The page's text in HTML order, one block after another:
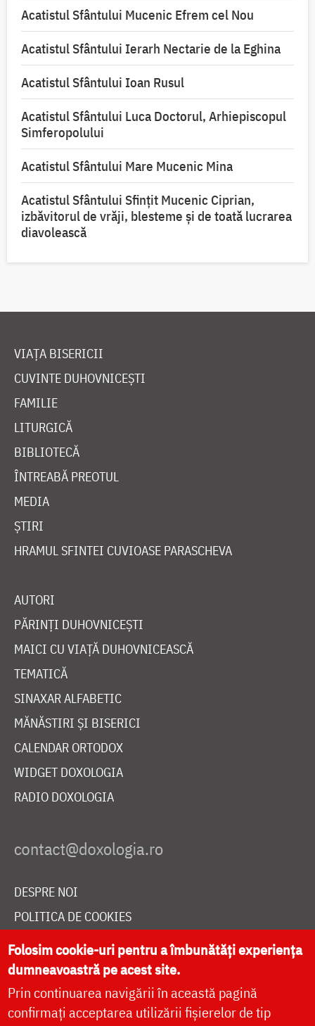
Acatistul Sfântului Mucenic Efrem cel Nou
Acatistul Sfântului Ierarh Nectarie de la Eghina
Acatistul Sfântului Ioan Rusul
Acatistul Sfântului Luca Doctorul, Arhiepiscopul
Simferopolului
Acatistul Sfântului Mare Mucenic Mina
Acatistul Sfântului Sfințit Mucenic Ciprian,
izbăvitorul de vrăji, blesteme și de toată lucrarea
diavolească
VIAȚA BISERICII
CUVINTE DUHOVNICEȘTI
FAMILIE
LITURGICĂ
BIBLIOTECĂ
ÎNTREABĂ PREOTUL
MEDIA
ȘTIRI
HRAMUL SFINTEI CUVIOASE PARASCHEVA
AUTORI
PĂRINȚI DUHOVNICEȘTI
MAICI CU VIAȚĂ DUHOVNICEASCĂ
TEMATICĂ
SINAXAR ALFABETIC
MĂNĂSTIRI ȘI BISERICI
CALENDAR ORTODOX
WIDGET DOXOLOGIA
RADIO DOXOLOGIA
DESPRE NOI
POLITICA DE COOKIES
DONEAZĂ ONLINE PENTRU CATEDRALA NAȚIONALĂ
LIVE
Folosim cookie-uri pentru a îmbunătăți experiența
dumneavoastră pe acest site.
Prin continuarea navigării în această pagină
confirmați acceptarea utilizării fișierelor de tip